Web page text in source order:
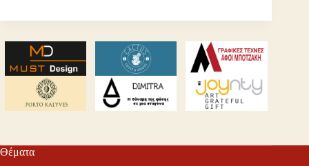
Θέματα